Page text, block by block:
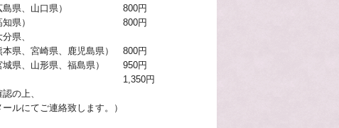
、広島県、山口県） 800円
媛県、高知県） 800円
県、
児島県） 800円
城県、山形県、福島県） 950円
1,350円
の上、
致します。）